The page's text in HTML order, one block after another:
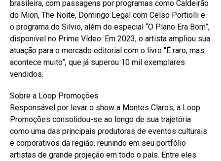
brasileira, com passagens por programas como Caldeirão
do Mion, The Noite, Domingo Legal com Celso Portiolli e
o programa do Silvio, além do especial “O Plano Era Bom”,
disponível no Prime Vídeo. Em 2023, o artista ampliou sua
atuação para o mercado editorial com o livro “É raro, mas
acontece muito”, que já superou 10 mil exemplares
vendidos.
Sobre a Loop Promoções
Responsável por levar o show a Montes Claros, a Loop
Promoções consolidou-se ao longo de sua trajetória
como uma das principais produtoras de eventos culturais
e corporativos da região, reunindo em seu portfólio
artistas de grande projeção em todo o país. Entre eles